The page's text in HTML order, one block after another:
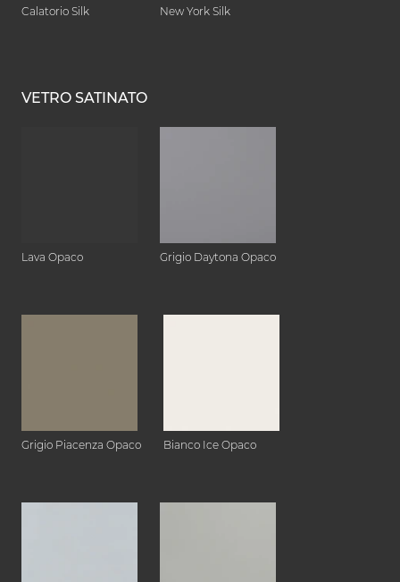
Calatorio Silk New York Silk
VETRO SATINATO
Lava Opaco Grigio Daytona Opaco
Grigio Piacenza Opaco Bianco Ice Opaco